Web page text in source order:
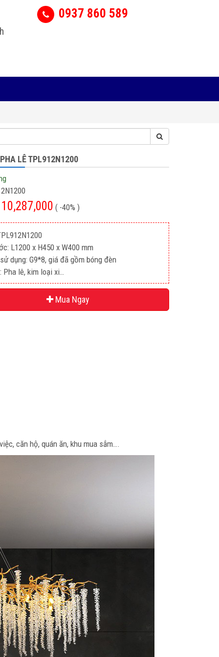
0937 860 589
LÊ TPL912N1200
10,287,000 ( -40% )
L1200 x H450 x W400 mm
dụng: G9*8, giá đã gồm bóng đèn
Pha lê, kim loại xi…
Mua Ngay
căn hộ, quán ăn, khu mua sắm….